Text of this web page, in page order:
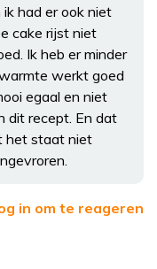
had er ook niet
cake rijst niet
Ik heb er minder
werkt goed
egaal en niet
dit recept. En dat
het staat niet
in om te reageren